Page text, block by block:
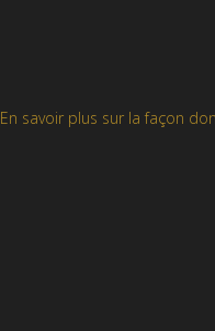
En savoir plus sur la façon